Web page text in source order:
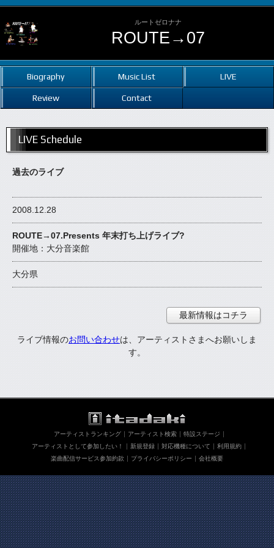
ルートゼロナナ
ROUTE→07
Biography Music List LIVE
Review Contact
LIVE Schedule
過去のライブ
2008.12.28
ROUTE→07.Presents 年末打ち上げライブ?
開催地：大分音楽館
大分県
最新情報はコチラ
ライブ情報のお問い合わせは、アーティストさまへお願いしま
す。
アーティストランキング アーティスト検索
特設ステージ
アーティストとして参加したい！
新規登録 対応機種について
利用規約
楽曲配信サービス参加約款
プライバシーポリシー 会社概要